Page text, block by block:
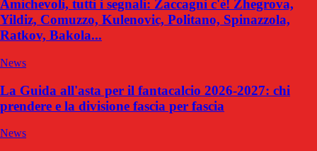
Amichevoli, tutti i segnali: Zaccagni c'è! Zhegrova,
Yildiz, Comuzzo, Kulenovic, Politano, Spinazzola,
Ratkov, Bakola...
News
La Guida all'asta per il fantacalcio 2026-2027: chi
prendere e la divisione fascia per fascia
News